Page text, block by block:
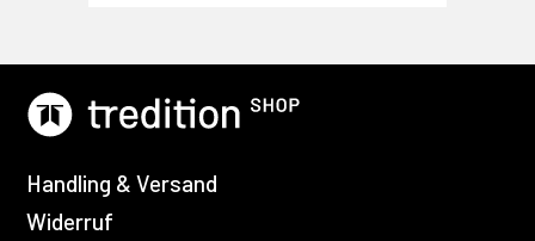
Handling & Versand
Widerruf